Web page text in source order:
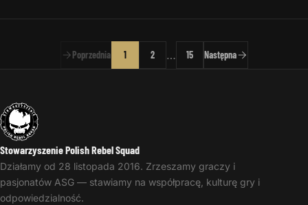
Poprzednia 1 2 … 15 Następna
Stowarzyszenie Polish Rebel Squad
Działamy od 28 listopada 2016. Zrzeszamy graczy i
pasjonatów ASG — stawiamy na współpracę, kulturę gry i
odpowiedzialność.